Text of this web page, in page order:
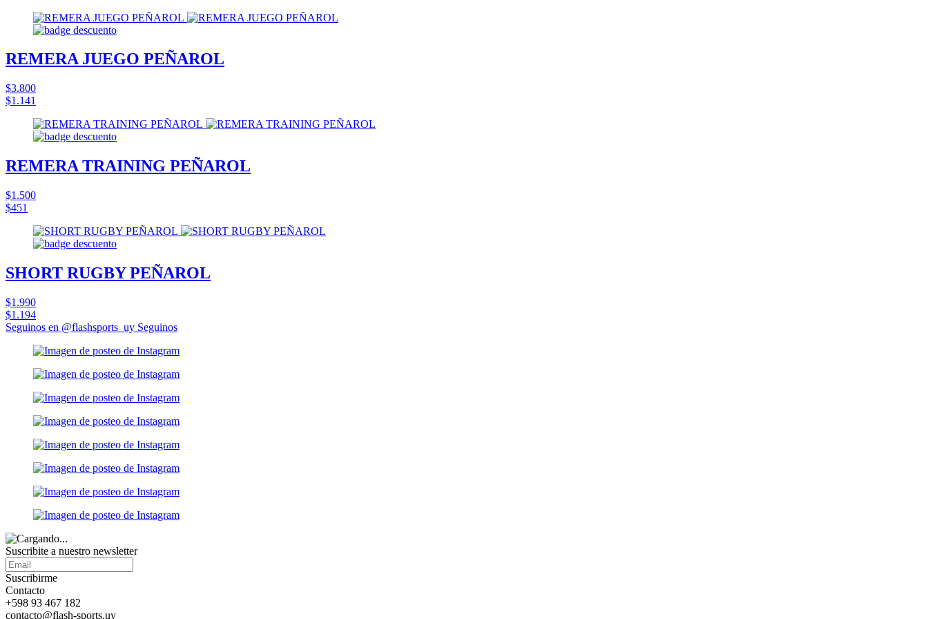
REMERA JUEGO PEÑAROL
$3.800
$1.141
REMERA TRAINING PEÑAROL
$1.500
$451
SHORT RUGBY PEÑAROL
$1.990
$1.194
Seguinos en @flashsports_uy Seguinos
Suscribite a nuestro newsletter
Suscribirme
Contacto
+598 93 467 182
contacto@flash-sports.uy